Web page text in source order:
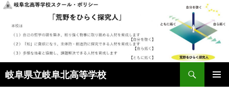
岐阜県立岐阜北高等学校
索